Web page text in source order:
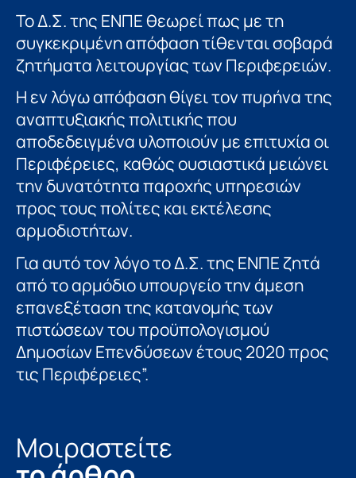
Το Δ.Σ. της ΕΝΠΕ θεωρεί πως με τη
συγκεκριμένη απόφαση τίθενται σοβαρά
ζητήματα λειτουργίας των Περιφερειών.
Η εν λόγω απόφαση θίγει τον πυρήνα της
αναπτυξιακής πολιτικής που
αποδεδειγμένα υλοποιούν με επιτυχία οι
Περιφέρειες, καθώς ουσιαστικά μειώνει
την δυνατότητα παροχής υπηρεσιών
προς τους πολίτες και εκτέλεσης
αρμοδιοτήτων.
Για αυτό τον λόγο το Δ.Σ. της ΕΝΠΕ ζητά
από τo αρμόδιο υπουργείο την άμεση
επανεξέταση της κατανομής των
πιστώσεων του προϋπολογισμού
Δημοσίων Επενδύσεων έτους 2020 προς
τις Περιφέρειες”.
Μοιραστείτε